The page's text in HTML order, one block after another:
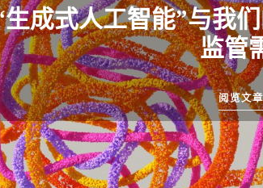
生成式人工智能”与我
监管
阅览文